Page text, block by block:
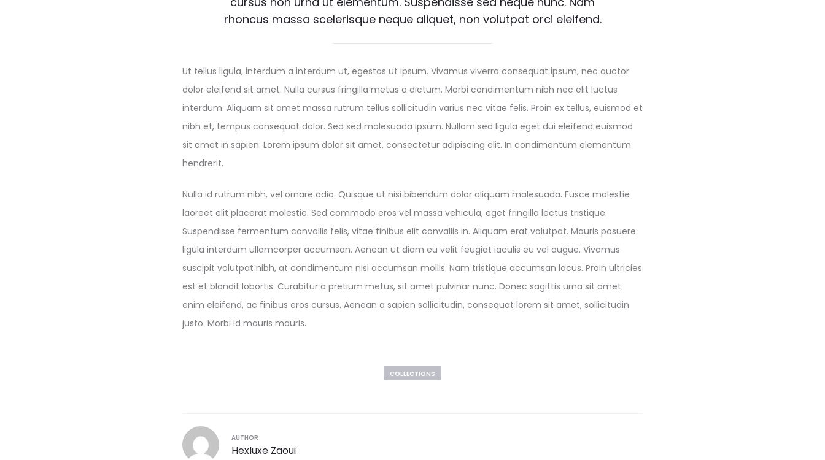
rhoncus massa scelerisque neque aliquet, non volutpat orci eleifend.
Ut tellus ligula, interdum a interdum ut, egestas ut ipsum. Vivamus viverra consequat ipsum, nec auctor
dolor eleifend sit amet. Nulla cursus fringilla metus a dictum. Morbi condimentum nibh nec elit luctus
interdum. Aliquam sit amet massa rutrum tellus sollicitudin varius nec vitae felis. Proin ex tellus, euismod et
nibh et, tempus consequat dolor. Sed sed malesuada ipsum. Nullam sed ligula eget dui eleifend euismod
sit amet in sapien. Lorem ipsum dolor sit amet, consectetur adipiscing elit. In condimentum elementum
hendrerit.
Nulla id rutrum nibh, vel ornare odio. Quisque ut nisi bibendum dolor aliquam malesuada. Fusce molestie
laoreet elit placerat molestie. Sed commodo eros vel massa vehicula, eget fringilla lectus tristique.
Suspendisse fermentum convallis felis, vitae finibus elit convallis in. Aliquam erat volutpat. Mauris posuere
ligula interdum ullamcorper accumsan. Aenean ut diam eu velit feugiat iaculis eu vel augue. Vivamus
suscipit volutpat nibh, at condimentum nisi accumsan mollis. Nam tristique accumsan lacus. Proin ultricies
est et blandit lobortis. Curabitur a pretium metus, sit amet pulvinar nunc. Donec sagittis urna sit amet
enim eleifend, ac finibus eros cursus. Aenean a sapien sollicitudin, consequat lorem sit amet, sollicitudin
justo. Morbi id mauris mauris.
COLLECTIONS
AUTHOR
Hexluxe Zaoui